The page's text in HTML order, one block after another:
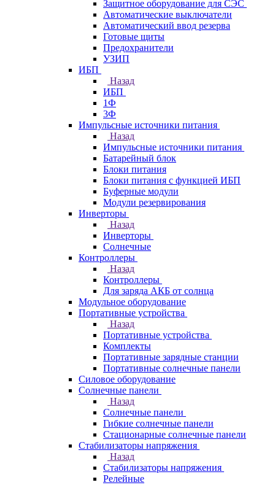
Защитное оборудование для СЭС
Автоматические выключатели
Автоматический ввод резерва
Готовые щиты
Предохранители
УЗИП
ИБП
Назад
ИБП
1Ф
3Ф
Импульсные источники питания
Назад
Импульсные источники питания
Батарейный блок
Блоки питания
Блоки питания с функцией ИБП
Буферные модули
Модули резервирования
Инверторы
Назад
Инверторы
Солнечные
Контроллеры
Назад
Контроллеры
Для заряда АКБ от солнца
Модульное оборудование
Портативные устройства
Назад
Портативные устройства
Комплекты
Портативные зарядные станции
Портативные солнечные панели
Силовое оборудование
Солнечные панели
Назад
Солнечные панели
Гибкие солнечные панели
Стационарные солнечные панели
Стабилизаторы напряжения
Назад
Стабилизаторы напряжения
Релейные